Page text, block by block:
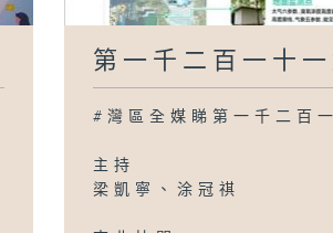
第一千二百一十一
#灣區全媒睇第一千二百
主持
梁凱寧、涂冠祺